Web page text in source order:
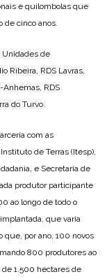
e quilombolas que
de cinco anos.
Unidades de
Ribeira, RDS Lavras,
Anhemas, RDS
do Turvo.
com as
de Terras (Itesp),
e Secretaria de
produtor participante
ao longo de todo o
que varia
que, por ano, 100 novos
800 produtores ao
1.500 hectares de